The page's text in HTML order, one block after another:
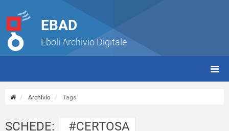
EBAD
Eboli Archivio Digitale
Archivio Tags
SCHEDE: #CERTOSA